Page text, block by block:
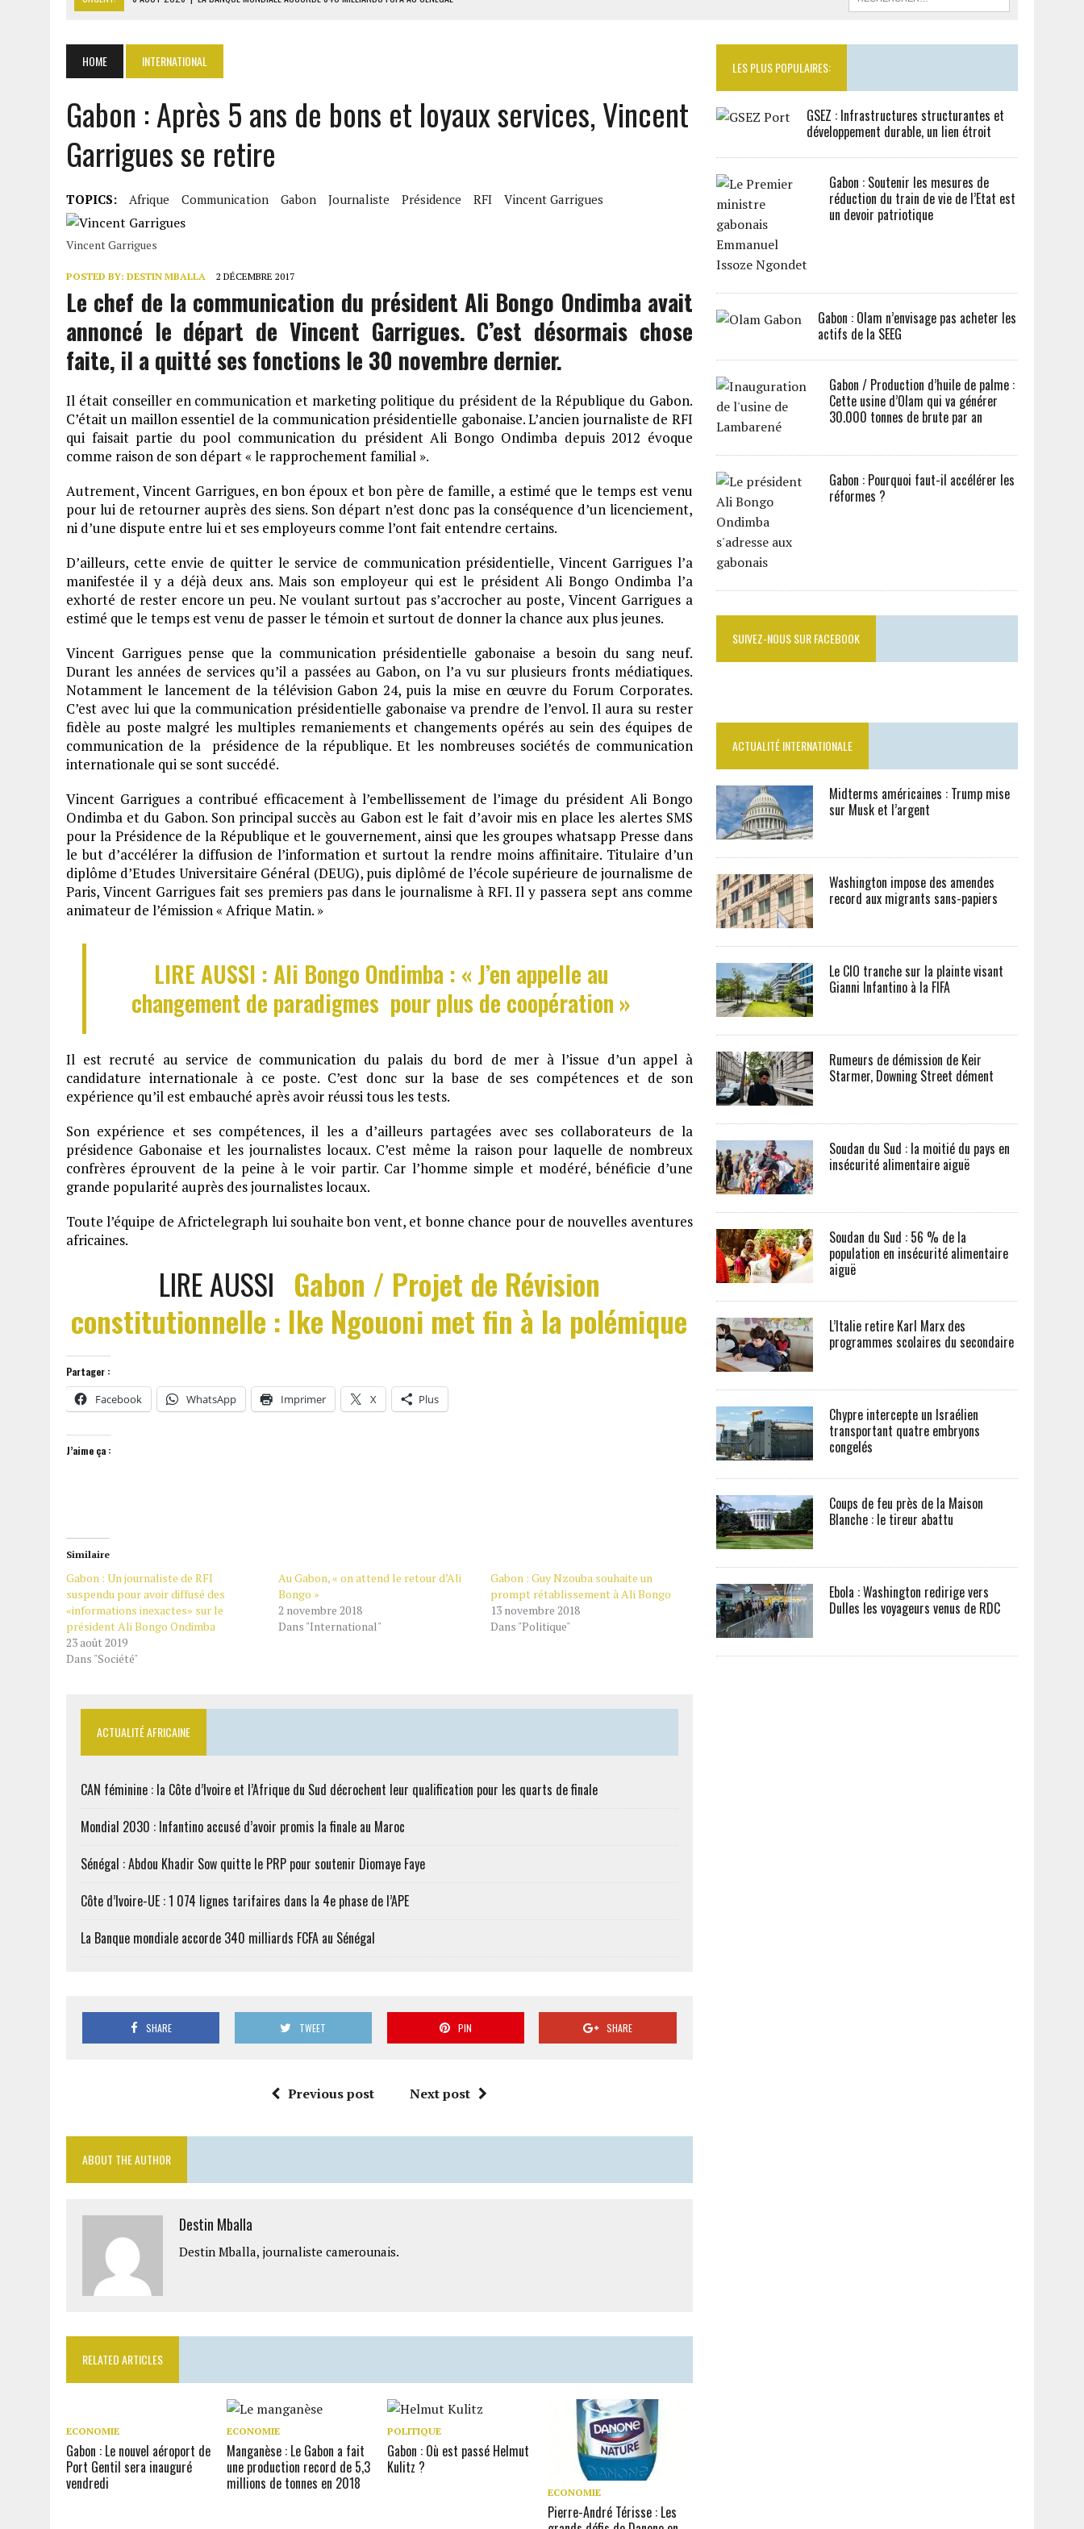
6 AOÛT 2026 | SÉNÉGAL : ABDOU KHADIR SOW QUITTE LE PRP POUR SOUTENIR DIOMAYE FAYE
6 AOÛT 2026
CÔTE D’IVOIRE-UE : 1 074 LIGNES TARIFAIRES DANS LA 4E PHASE DE L’APE
HOME INTERNATIONAL
Gabon : Après 5 ans de bons et loyaux services, Vincent
Garrigues se retire
TOPICS: Afrique Communication Gabon Journaliste Présidence RFI Vincent Garrigues
Vincent Garrigues
POSTED BY: DESTIN MBALLA 2 DÉCEMBRE 2017
Le chef de la communication du président Ali Bongo Ondimba avait
annoncé le départ de Vincent Garrigues. C’est désormais chose
faite, il a quitté ses fonctions le 30 novembre dernier.
Il était conseiller en communication et marketing politique du président de la République du Gabon.
C’était un maillon essentiel de la communication présidentielle gabonaise. L’ancien journaliste de RFI
qui faisait partie du pool communication du président Ali Bongo Ondimba depuis 2012 évoque
comme raison de son départ « le rapprochement familial ».
Autrement, Vincent Garrigues, en bon époux et bon père de famille, a estimé que le temps est venu
pour lui de retourner auprès des siens. Son départ n’est donc pas la conséquence d’un licenciement,
ni d’une dispute entre lui et ses employeurs comme l’ont fait entendre certains.
D’ailleurs, cette envie de quitter le service de communication présidentielle, Vincent Garrigues l’a
manifestée il y a déjà deux ans. Mais son employeur qui est le président Ali Bongo Ondimba l’a
exhorté de rester encore un peu. Ne voulant surtout pas s’accrocher au poste, Vincent Garrigues a
estimé que le temps est venu de passer le témoin et surtout de donner la chance aux plus jeunes.
Vincent Garrigues pense que la communication présidentielle gabonaise a besoin du sang neuf.
Durant les années de services qu’il a passées au Gabon, on l’a vu sur plusieurs fronts médiatiques.
Notamment le lancement de la télévision Gabon 24, puis la mise en œuvre du Forum Corporates.
C’est avec lui que la communication présidentielle gabonaise va prendre de l’envol. Il aura su rester
fidèle au poste malgré les multiples remaniements et changements opérés au sein des équipes de
communication de la présidence de la république. Et les nombreuses sociétés de communication
internationale qui se sont succédé.
Vincent Garrigues a contribué efficacement à l’embellissement de l’image du président Ali Bongo
Ondimba et du Gabon. Son principal succès au Gabon est le fait d’avoir mis en place les alertes SMS
pour la Présidence de la République et le gouvernement, ainsi que les groupes whatsapp Presse dans
le but d’accélérer la diffusion de l’information et surtout la rendre moins affinitaire. Titulaire d’un
diplôme d’Etudes Universitaire Général (DEUG), puis diplômé de l’école supérieure de journalisme de
Paris, Vincent Garrigues fait ses premiers pas dans le journalisme à RFI. Il y passera sept ans comme
animateur de l’émission « Afrique Matin. »
LIRE AUSSI : Ali Bongo Ondimba : « J’en appelle au
changement de paradigmes pour plus de coopération »
Il est recruté au service de communication du palais du bord de mer à l’issue d’un appel à
candidature internationale à ce poste. C’est donc sur la base de ses compétences et de son
expérience qu’il est embauché après avoir réussi tous les tests.
Son expérience et ses compétences, il les a d’ailleurs partagées avec ses collaborateurs de la
présidence Gabonaise et les journalistes locaux. C’est même la raison pour laquelle de nombreux
confrères éprouvent de la peine à le voir partir. Car l’homme simple et modéré, bénéficie d’une
grande popularité auprès des journalistes locaux.
Toute l’équipe de Africtelegraph lui souhaite bon vent, et bonne chance pour de nouvelles aventures
africaines.
LIRE AUSSI Gabon / Projet de Révision
constitutionnelle : Ike Ngouoni met fin à la polémique
Partager :
Facebook WhatsApp Imprimer X Plus
J’aime ça :
Similaire
Gabon : Un journaliste de RFI
suspendu pour avoir diffusé des
«informations inexactes» sur le
président Ali Bongo Ondimba
23 août 2019
Dans "Société"
Au Gabon, « on attend le retour d’Ali
Bongo »
2 novembre 2018
Dans "International"
Gabon : Guy Nzouba souhaite un
prompt rétablissement à Ali Bongo
13 novembre 2018
Dans "Politique"
ACTUALITÉ AFRICAINE
CAN féminine : la Côte d’Ivoire et l’Afrique du Sud décrochent leur qualification pour les quarts de finale
Mondial 2030 : Infantino accusé d’avoir promis la finale au Maroc
Sénégal : Abdou Khadir Sow quitte le PRP pour soutenir Diomaye Faye
Côte d’Ivoire-UE : 1 074 lignes tarifaires dans la 4e phase de l’APE
La Banque mondiale accorde 340 milliards FCFA au Sénégal
SHARE TWEET PIN SHARE
Previous post Next post
ABOUT THE AUTHOR
Destin Mballa
Destin Mballa, journaliste camerounais.
RELATED ARTICLES
ECONOMIE
Gabon : Le nouvel aéroport de
Port Gentil sera inauguré
vendredi
ECONOMIE
Manganèse : Le Gabon a fait
une production record de 5,3
millions de tonnes en 2018
POLITIQUE
Gabon : Où est passé Helmut
Kulitz ?
ECONOMIE
Pierre-André Térisse : Les
LES PLUS POPULAIRES:
GSEZ : Infrastructures structurantes et
développement durable, un lien étroit
Gabon : Soutenir les mesures de
réduction du train de vie de l’Etat est
un devoir patriotique
Gabon : Olam n’envisage pas acheter les
actifs de la SEEG
Gabon / Production d’huile de palme :
Cette usine d’Olam qui va générer
30.000 tonnes de brute par an
Gabon : Pourquoi faut-il accélérer les
réformes ?
SUIVEZ-NOUS SUR FACEBOOK
ACTUALITÉ INTERNATIONALE
Midterms américaines : Trump mise
sur Musk et l’argent
Washington impose des amendes
record aux migrants sans-papiers
Le CIO tranche sur la plainte visant
Gianni Infantino à la FIFA
Rumeurs de démission de Keir
Starmer, Downing Street dément
Soudan du Sud : la moitié du pays en
insécurité alimentaire aiguë
Soudan du Sud : 56 % de la
population en insécurité alimentaire
aiguë
L’Italie retire Karl Marx des
programmes scolaires du secondaire
Chypre intercepte un Israélien
transportant quatre embryons
congelés
Coups de feu près de la Maison
Blanche : le tireur abattu
Ebola : Washington redirige vers
Dulles les voyageurs venus de RDC